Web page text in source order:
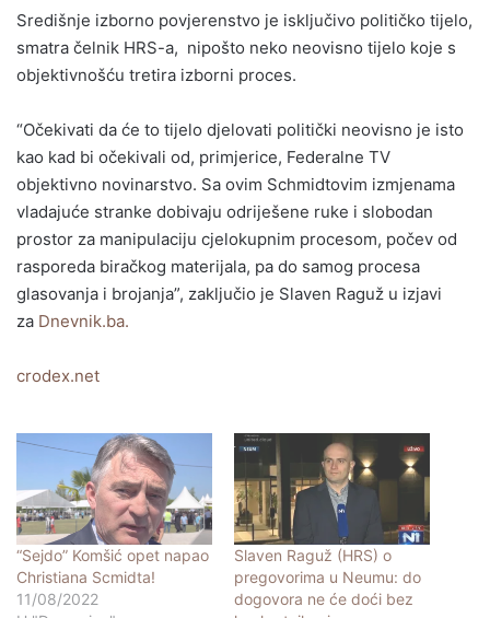
Središnje izborno povjerenstvo je isključivo političko tijelo,
smatra čelnik HRS-a, nipošto neko neovisno tijelo koje s
objektivnošću tretira izborni proces.
“Očekivati da će to tijelo djelovati politički neovisno je isto
kao kad bi očekivali od, primjerice, Federalne TV
objektivno novinarstvo. Sa ovim Schmidtovim izmjenama
vladajuće stranke dobivaju odriješene ruke i slobodan
prostor za manipulaciju cjelokupnim procesom, počev od
rasporeda biračkog materijala, pa do samog procesa
glasovanja i brojanja”, zaključio je Slaven Raguž u izjavi
za Dnevnik.ba.
crodex.net
“Sejdo” Komšić opet napao
Christiana Scmidta!
11/08/2022
Slaven Raguž (HRS) o
pregovorima u Neumu: do
dogovora ne će doći bez